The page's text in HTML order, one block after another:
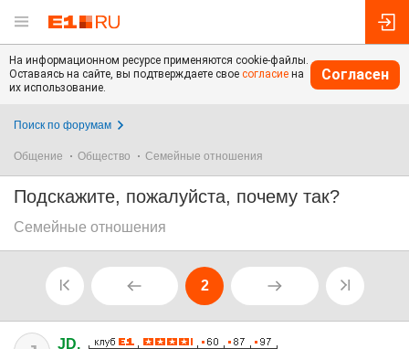
На информационном ресурсе применяются cookie-файлы.
Оставаясь на сайте, вы подтверждаете свое согласие на
их использование.
Согласен
Поиск по форумам
Общение Общество Семейные отношения
Подскажите, пожалуйста, почему так?
Семейные отношения
2
JD.